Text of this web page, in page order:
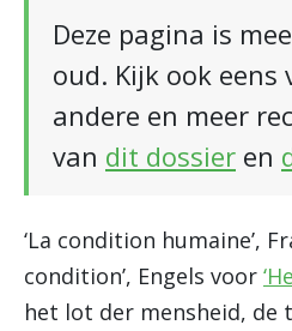
Deze pagina is
oud. Kijk ook eens
andere en meer
van dit dossier en
‘La condition humaine’,
condition’, Engels voor
het lot der mensheid, de